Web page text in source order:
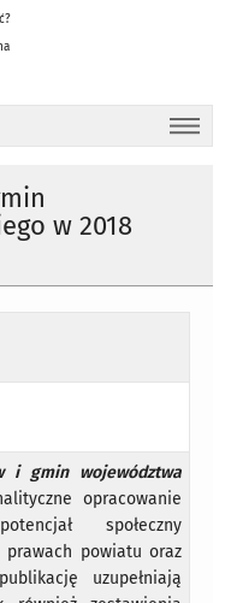
w 2018
i gmin województwa
opracowanie
społeczny
powiatu oraz
uzupełniają